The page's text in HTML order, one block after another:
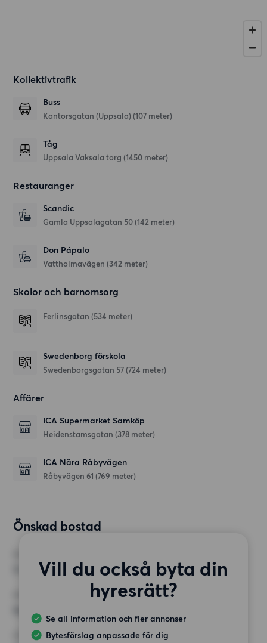
Kollektivtrafik
Buss
Kantorsgatan (Uppsala) (107 meter)
Tåg
Uppsala Vaksala torg (1450 meter)
Restauranger
Scandic
Gamla Uppsalagatan 50 (142 meter)
Don Pápalo
Vattholmavägen (342 meter)
Skolor och barnomsorg
Ferlinsgatan (534 meter)
Swedenborg förskola
Swedenborgsgatan 57 (724 meter)
Affärer
ICA Supermarket Samköp
Heidenstamsgatan (378 meter)
ICA Nära Råbyvägen
Råbyvägen 61 (769 meter)
Önskad bostad
Vill du också byta din
hyresrätt?
Se all information och fler annonser
Bytesförslag anpassade för dig
MINST ANTAL KVADRATMETER
HÖGSTA HYRA